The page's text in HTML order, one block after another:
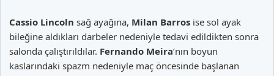
Cassio Lincoln sağ ayağına, Milan Barros ise sol ayak
bileğine aldıkları darbeler nedeniyle tedavi edildikten sonra
salonda çalıştırıldılar. Fernando Meira’nın boyun
kaslarındaki spazm nedeniyle maç öncesinde başlanan